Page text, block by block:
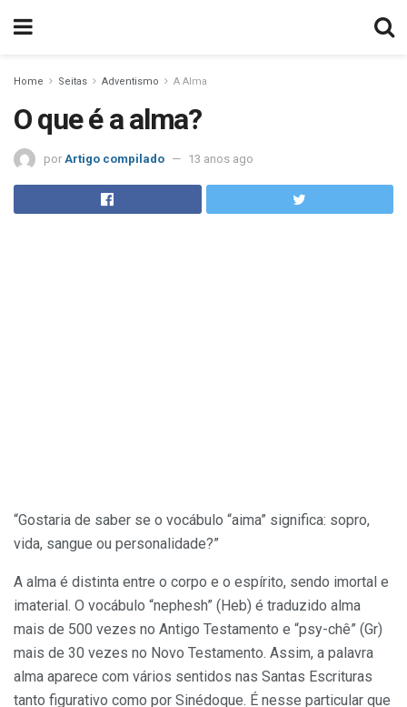
Home Seitas Adventismo A Alma
O que é a alma?
por Artigo compilado 13 anos ago
“Gostaria de saber se o vocábulo “aima” significa: sopro,
vida, sangue ou personalidade?”
A alma é distinta entre o corpo e o espí­rito, sendo imortal e
imaterial. O vocábulo “nephesh” (Heb) é traduzido alma
mais de 500 vezes no Antigo Testamento e “psy-chê” (Gr)
mais de 30 vezes no Novo Testamento. Assim, a palavra
alma aparece com vários sentidos nas Santas Escrituras
tan­to figurativo como por Sinédoque. É nesse particular que